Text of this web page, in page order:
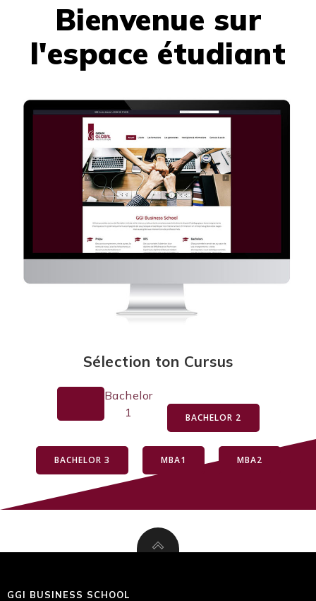
Bienvenue sur
l'espace étudiant
Sélection ton Cursus
Bachelor
1
BACHELOR 2
BACHELOR 3 MBA1 MBA2
GGI BUSINESS SCHOOL